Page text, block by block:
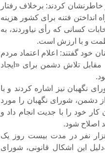
خاطرنشان کردند: برخلاف رفتار
نیاوردند و با به‌راه انداختن فتنه برای کشور هزینه
کسانی که رأی نیاوردند، به
عظمت و با ارزش است.
خود گفتند: اعلام اعتماد مردم
مقابل تلاش دشمن برای «ایجاد
نگهبان نیز اشاره کردند و با
دشمن، شورای نگهبان را مورد
خود را با جدیت انجام داد و
اصلاح شود.
انقلاب اسلامی افزودند: بررسی صلاحیت ۱۲ هزار نفر در مدت بیست روز یک
این اشکال قانونی، شورای